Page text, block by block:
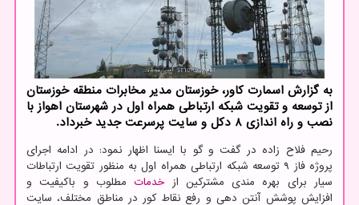
به گزارش اسمارت کاور، خوزستان مدیر مخابرات منطقه خوزستان
از توسعه و تقویت شبکه ارتباطی همراه اول در شهرستان اهواز با
نصب و راه اندازی ۸ دکل و سایت پرسرعت جدید خبرداد.
رحیم فلاح زاده در گفت و گو با ایسنا اظهار نمود: در ادامه اجرای
پروژه فاز ۹ توسعه شبکه ارتباطی همراه اول به منظور تقویت ارتباطات
سیار برای بهره مندی مشترکین از خدمات مطلوب و باکیفیت و
افزایش پوشش آنتن دهی و رفع نقاط کور در مناطق مختلف، سایت